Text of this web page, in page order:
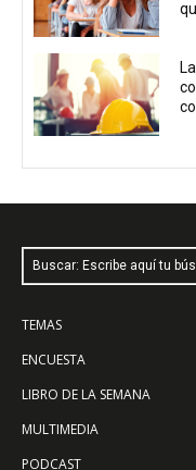
Buscar: Escribe aquí tu
TEMAS
ENCUESTA
LIBRO DE LA SEMANA
MULTIMEDIA
PODCAST